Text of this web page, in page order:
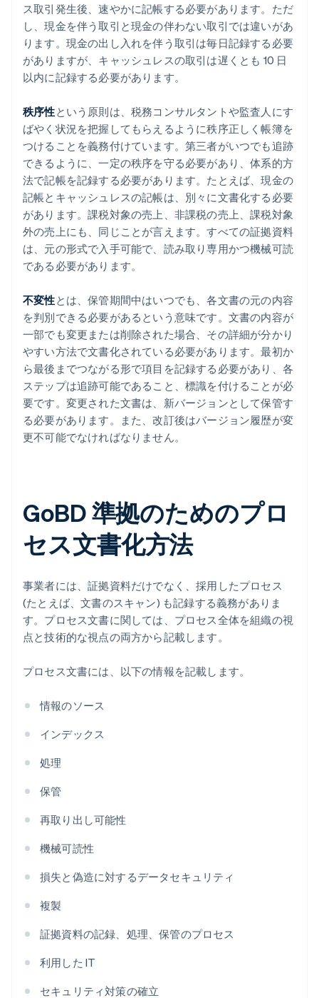
ス取引発生後、速やかに記帳する必要があります。ただ
し、現金を伴う取引と現金の伴わない取引では違いがあ
ります。現金の出し入れを伴う取引は毎日記録する必要
がありますが、キャッシュレスの取引は遅くとも 10 日
以内に記録する必要があります。
秩序性という原則は、税務コンサルタントや監査人にす
ばやく状況を把握してもらえるように秩序正しく帳簿を
つけることを義務付けています。第三者がいつでも追跡
できるように、一定の秩序を守る必要があり、体系的方
法で記帳を記録する必要があります。たとえば、現金の
記帳とキャッシュレスの記帳は、別々に文書化する必要
があります。課税対象の売上、非課税の売上、課税対象
外の売上にも、同じことが言えます。すべての証拠資料
は、元の形式で入手可能で、読み取り専用かつ機械可読
である必要があります。
不変性とは、保管期間中はいつでも、各文書の元の内容
を判別できる必要があるという意味です。文書の内容が
一部でも変更または削除された場合、その詳細が分かり
やすい方法で文書化されている必要があります。最初か
ら最後までつながる形で項目を記録する必要があり、各
ステップは追跡可能であること、標識を付けることが必
要です。変更された文書は、新バージョンとして保管す
る必要があります。また、改訂後はバージョン履歴が変
更不可能でなければなりません。
GoBD 準拠のためのプロ
セス文書化方法
事業者には、証拠資料だけでなく、採用したプロセス
(たとえば、文書のスキャン) も記録する義務がありま
す。プロセス文書に関しては、プロセス全体を組織の視
点と技術的な視点の両方から記載します。
プロセス文書には、以下の情報を記載します。
情報のソース
インデックス
処理
保管
再取り出し可能性
機械可読性
損失と偽造に対するデータセキュリティ
複製
証拠資料の記録、処理、保管のプロセス
利用した IT
セキュリティ対策の確立